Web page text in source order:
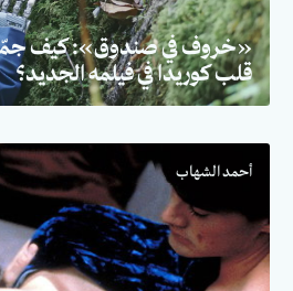
«خروف في صندوق»: كيف
قلب كوريدا في فيلمه الجديد؟
أحمد الشهاب